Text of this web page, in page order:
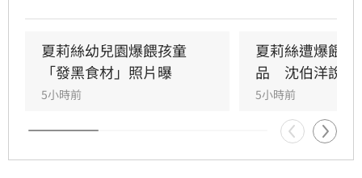
應指出，接獲通報後已立即派員前往現場稽查，
雖抵達時已過用餐時間未發現異狀，但強調過去
半年已執行四次稽查皆無異常。市府重申，未來
將持續維持無預警稽查機制，若發現食安違規將
立即通報衛生局嚴辦，全力守護托嬰孩童健康安
全。
夏莉絲幼兒園爆餵孩童
「發黑食材」照片曝
5小時前
夏莉絲遭爆餵
品　沈伯洋說話
5小時前